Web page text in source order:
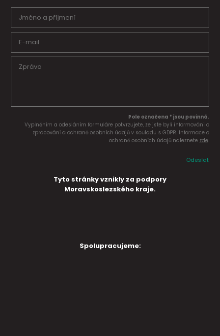
Pole označena * jsou povinná.
Vyplněním a odesláním formuláře potvrzujete, že jste byli informováni o
zpracování a ochraně osobních údajů v souladu s GDPR. Informace o
ochraně osobních údajů naleznete zde.
Odeslat
Tyto stránky vznikly za podpory
Moravskoslezského kraje.
Spolupracujeme: